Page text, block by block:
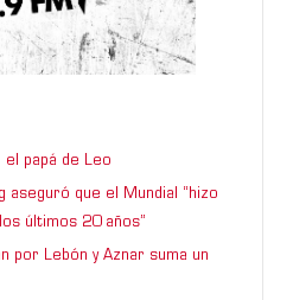
papá de Leo
aseguró que el Mundial “hizo
últimos 20 años”
por Lebón y Aznar suma un